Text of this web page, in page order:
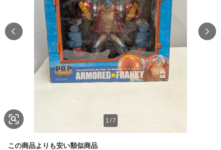
1 /7
この商品よりも安い類似商品